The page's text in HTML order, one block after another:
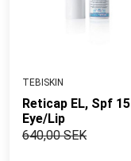
TEBISKIN
Reticap EL, Spf 15
Eye/Lip
640,00 SEK